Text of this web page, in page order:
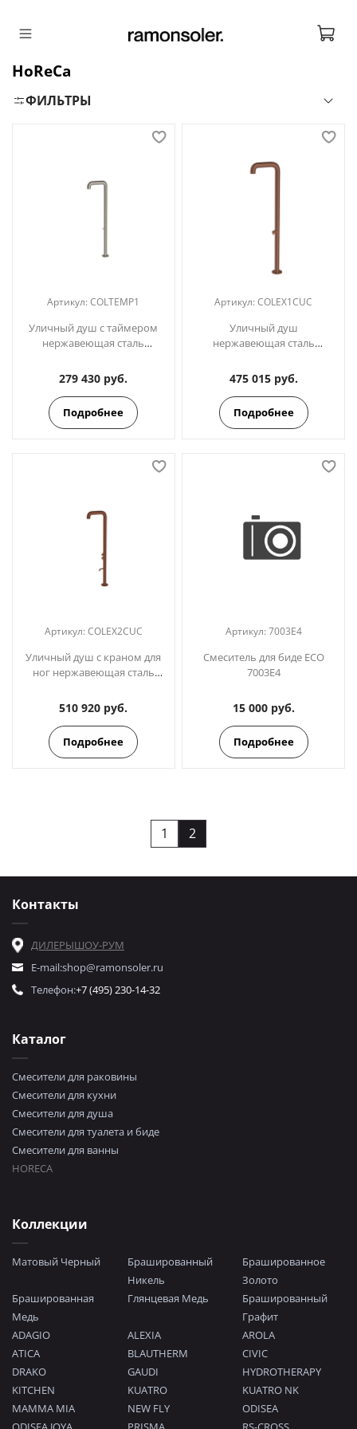
HoReCa
Артикул:COLTEMP1
Уличный душ с таймером
нержавеющая сталь
279 430 руб.
Подробнее
Артикул:COLEX1CUC
Уличный душ
нержавеющая сталь
475 015 руб.
Подробнее
Артикул: COLEX2CUC
Уличный душ с краном для
ног нержавеющая сталь
510 920 руб.
Подробнее
Артикул: 7003E4
Смеситель для биде ECO
7003E4
15 000 руб.
Подробнее
1 2
ФИЛЬТРЫ
Каталог
Смесители для раковины
Смесители для кухни
Смесители для душа
Смесители для туалета и биде
Смесители для ванны
HORECA
Коллекции
Матовый Черный
Брашированный
Никель
Брашированное
Золото
Брашированная
Медь
Глянцевая Медь
Брашированный
Графит
ADAGIO
ALEXIA
AROLA
ATICA
BLAUTHERM
CIVIC
DRAKO
GAUDI
HYDROTHERAPY
KITCHEN
KUATRO
KUATRO NK
MAMMA MIA
NEW FLY
ODISEA
Контакты
ДИЛЕРЫШОУ-РУМ
E-mail:shop@ramonsoler.ru
Телефон:+7 (495) 230-14-32